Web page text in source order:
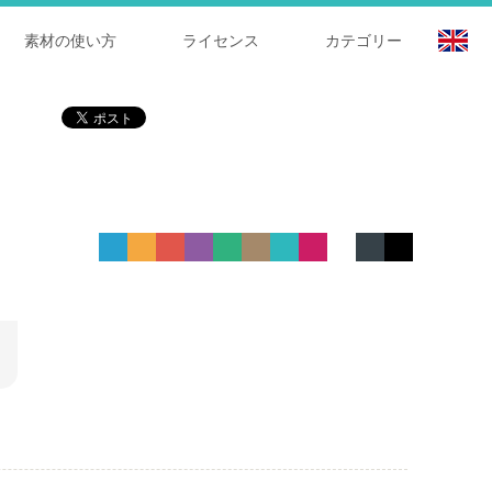
カテゴリー
ライセンス
素材の使い方